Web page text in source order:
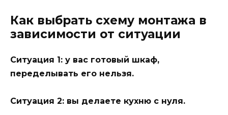
Как выбрать схему монтажа в
зависимости от ситуации
Ситуация 1: у вас готовый шкаф,
переделывать его нельзя.
Ситуация 2: вы делаете кухню с нуля.